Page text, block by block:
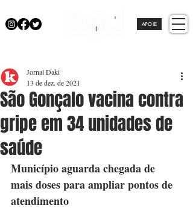
APOIE
São Gonçalo vacina contra
gripe em 34 unidades de
saúde
Jornal Daki
13 de dez. de 2021
Município aguarda chegada de
mais doses para ampliar pontos de
atendimento